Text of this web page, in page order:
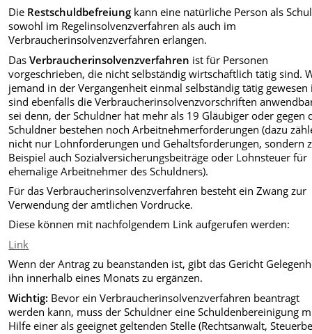
Die Restschuldbefreiung kann eine natürliche Person als
sowohl im Regelinsolvenzverfahren als auch im
Verbraucherinsolvenzverfahren erlangen.
DasVerbraucherinsolvenzverfahren ist für Personen
vorgeschrieben, die nicht selbständig wirtschaftlich tätig sind.
jemand in der Vergangenheit einmal selbständig tätig gewesen
sind ebenfalls die Verbraucherinsolvenzvorschriften
sei denn, der Schuldner hat mehr als 19 Gläubiger oder gegen
Schuldner bestehen noch Arbeitnehmerforderungen (dazu
nicht nur Lohnforderungen und Gehaltsforderungen, sondern
Beispiel auch Sozialversicherungsbeiträge oder Lohnsteuer für
ehemalige Arbeitnehmer des Schuldners).
Für das Verbraucherinsolvenzverfahren besteht ein Zwang zur
Verwendung der amtlichen Vordrucke.
Diese können mit nachfolgendem Link aufgerufen werden:
Link
Wenn der Antrag zu beanstanden ist, gibt das Gericht
ihn innerhalb eines Monats zu ergänzen.
Wichtig: Bevor ein Verbraucherinsolvenzverfahren beantragt
werden kann, muss der Schuldner eine Schuldenbereinigung
Hilfe einer als geeignet geltenden Stelle (Rechtsanwalt,